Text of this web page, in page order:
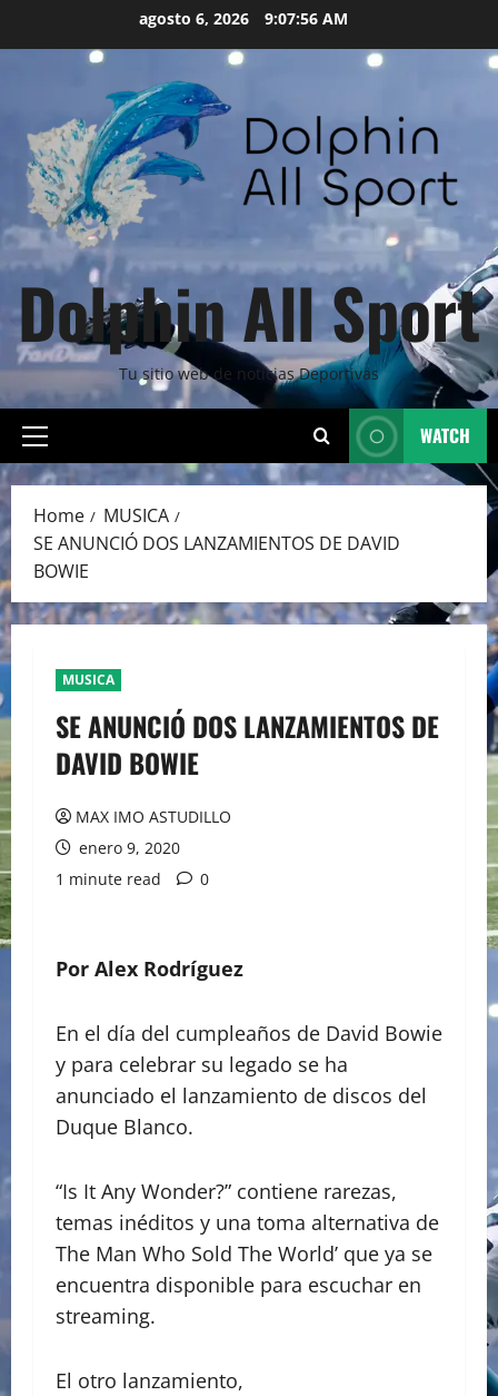
agosto 6, 2026 9:07:58 AM
Dolphin All Sport
Tu sitio web de noticias Deportivas
Primary
Menu
WATCH
Home
MUSICA
SE ANUNCIÓ DOS LANZAMIENTOS DE DAVID
BOWIE
MUSICA
SE ANUNCIÓ DOS LANZAMIENTOS DE
DAVID BOWIE
MAX IMO ASTUDILLO
enero 9, 2020
1 minute read
0
Por Alex Rodríguez
En el día del cumpleaños de David Bowie
y para celebrar su legado se ha
anunciado el lanzamiento de discos del
Duque Blanco.
“Is It Any Wonder?” contiene rarezas,
temas inéditos y una toma alternativa de
The Man Who Sold The World’ que ya se
encuentra disponible para escuchar en
streaming.
El otro lanzamiento,